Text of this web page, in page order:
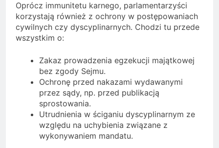
Oprócz immunitetu karnego, parlamentarzyści
korzystają również z ochrony w postępowaniach
cywilnych czy dyscyplinarnych. Chodzi tu przede
wszystkim o:
Zakaz prowadzenia egzekucji majątkowej
bez zgody Sejmu.
Ochronę przed nakazami wydawanymi
przez sądy, np. przed publikacją
sprostowania.
Utrudnienia w ściganiu dyscyplinarnym ze
względu na uchybienia związane z
wykonywaniem mandatu.